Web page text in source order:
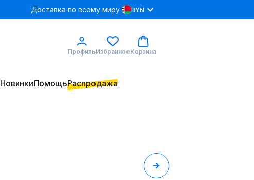
Доставка по всему миру BYN
ПрофильИзбранноеКорзина
НовинкиПомощьРаспродажа